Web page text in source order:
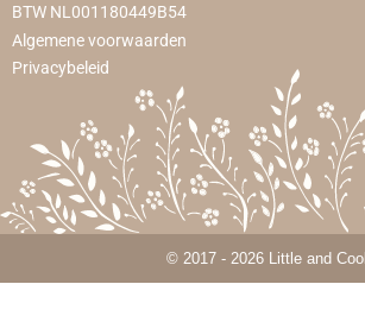
BTW NL001180449B54
Algemene voorwaarden
Privacybeleid
© 2017 - 2026 Little and Cool